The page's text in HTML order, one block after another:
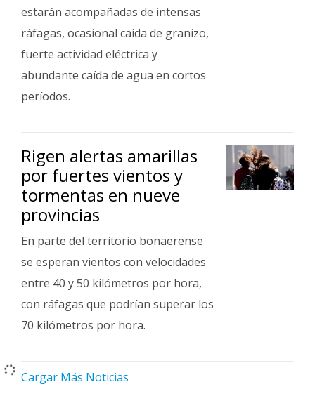
estarán acompañadas de intensas
ráfagas, ocasional caída de granizo,
fuerte actividad eléctrica y
abundante caída de agua en cortos
períodos.
Rigen alertas amarillas
por fuertes vientos y
tormentas en nueve
provincias
En parte del territorio bonaerense
se esperan vientos con velocidades
entre 40 y 50 kilómetros por hora,
con ráfagas que podrían superar los
70 kilómetros por hora.
Cargar Más Noticias